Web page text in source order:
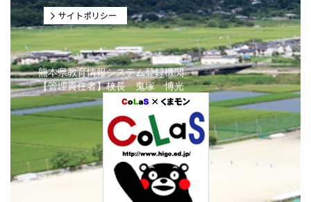
熊本県教育情報システム登録機関
【管理責任者】校長 鬼塚 博光